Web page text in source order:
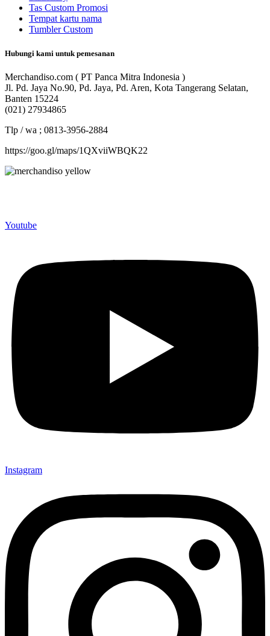
Tas Custom Promosi
Tempat kartu nama
Tumbler Custom
Hubungi kami untuk pemesanan
Merchandiso.com ( PT Panca Mitra Indonesia )
Jl. Pd. Jaya No.90, Pd. Jaya, Pd. Aren, Kota Tangerang Selatan,
Banten 15224
(021) 27934865
Tlp / wa ; 0813-3956-2884
https://goo.gl/maps/1QXviiWBQK22
Youtube
Instagram